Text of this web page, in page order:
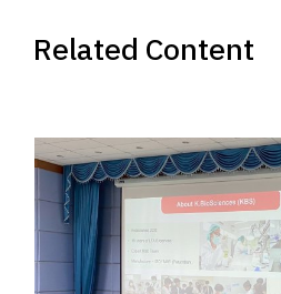
Related Content